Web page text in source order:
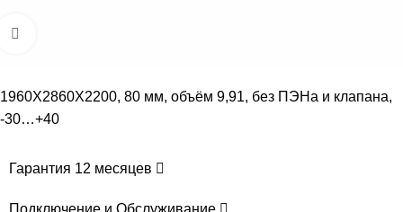
1960Х2860Х2200, 80 мм, объём 9,91, без ПЭНа и клапана,
-30…+40
Гарантия 12 месяцев
Подключение и Обслуживание